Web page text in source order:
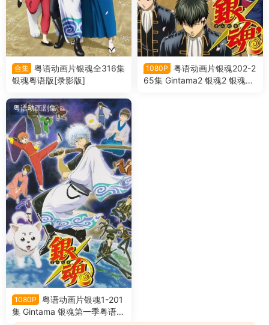
合集 粤语动画片银魂全316集
银魂粤语版[录影版]
1080P
粤语动画片银魂202-2
65集 Gintama2 银魂2 银魂第
粤语动画剧集
1080P
粤语动画片银魂1-201
集 Gintama 银魂第一季粤语版